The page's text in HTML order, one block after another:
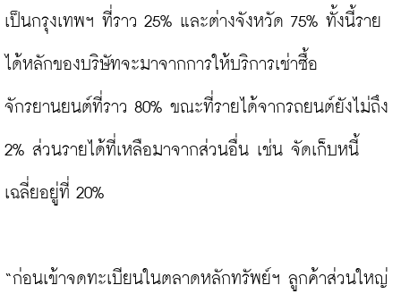
เป็นกรุงเทพฯ ที่ราว 25% และต่างจังหวัด 75% ทั้งนี้ราย
ได้หลักของบริษัทจะมาจากการให้บริการเช่าซื้อ
จักรยานยนต์ที่ราว 80% ขณะที่รายได้จากรถยนต์ยังไม่ถึง
2% ส่วนรายได้ที่เหลือมาจากส่วนอื่น เช่น จัดเก็บหนี้
เฉลี่ยอยู่ที่ 20%
“ก่อนเข้าจดทะเบียนในตลาดหลักทรัพย์ฯ ลูกค้าส่วนใหญ่